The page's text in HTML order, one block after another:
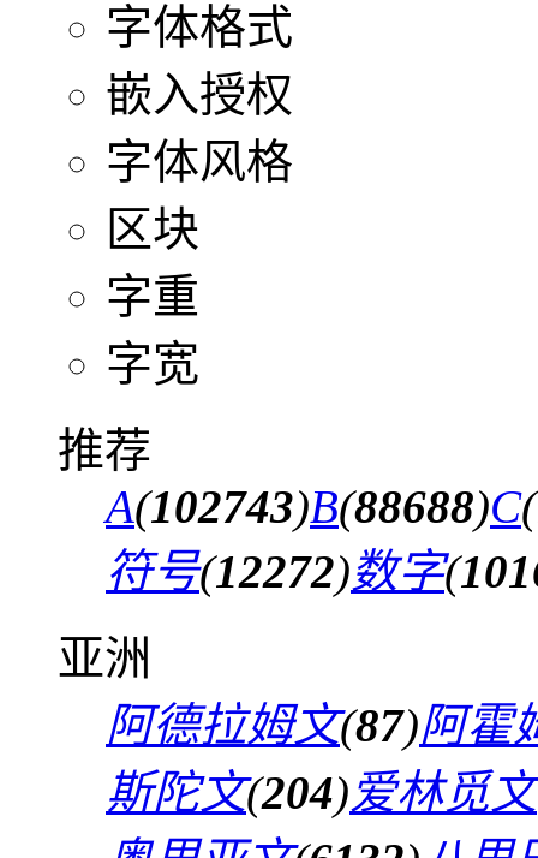
字体格式
嵌入授权
字体风格
区块
字重
字宽
推荐
A(102743)B(88688)C(
符号(12272)数字(
亚洲
阿德拉姆文(87)阿霍
斯陀文(204)爱林觅文